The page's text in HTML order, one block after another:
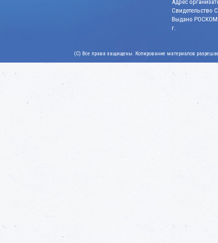
Адрес
Свидетельство
Выдано
г.
(C) Все права защищены. Копирование материалов